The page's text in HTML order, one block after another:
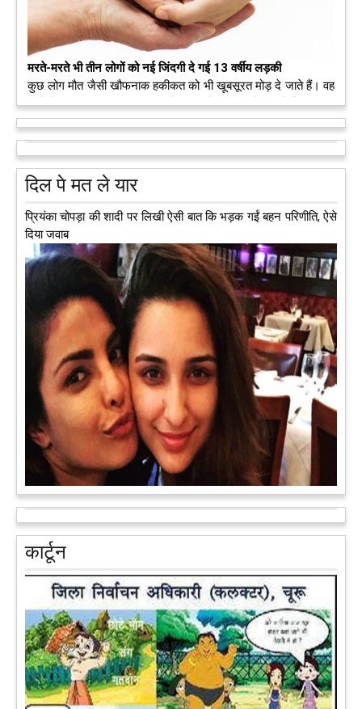
मरते-मरते भी तीन लोगों को नई जिंदगी दे गई 13 वर्षीय लड़की
कुछ लोग मौत जैसी खौफनाक हकीकत को भी खूबसूरत मोड़ दे जाते हैं। वह
मरने के बाद भी इस धरती पर अपने आप को जीवित छोड़ ज़ाते हैं। दुनिया
को अलविदा कह चुकी 13 वर्षीय लड़की के अंगदान से 3 जरूरतमंद लोगों
को नई जिंदगी मिल गई।आगे पढ़ें
अब एक आइडिया बदलेगा हिमाचल के युवाओं की किस्मत, जानिए कैसे
हमीरपुर में अब एक आइडिया युवाओं की किस्मत बदलने जा रहा है। भारत
सरकार के स्टार्टअप मिशन के तहत सबंधित टीम मोबाइल वैन के जरिए पूरे
देश के कोने-कोने में घूमकर नए स्टार्ट अप स्थापित करने की चाह रखने
वाले युवाओं से संपर्क कर रही है।आगे पढ़ें
आरक्षण के विरोध में राजा भैया बोले, प्रमोशन का आधार गुणवत्ता और
वरिष्ठता हो, जाति नहीं
प्रतापगढ़ के कुंडा से बाहुबली विधायक रघुराज प्रताप सिंह उर्फ राजा भैया ने
शुक्रवार को लखनऊ में प्रेस कांफ्रेंस कर नई राजनीतिक पार्टी बनाने की
आधिकारिक घोषणा करते हुए पार्टी के मुद्दों के बारे में बताया.आगे पढ़ें
दिल पे मत ले यार
प्रियंका चोपड़ा की शादी पर लिखी ऐसी बात कि भड़क गईं बहन परिणीति, ऐसे
दिया जवाब
कार्टून